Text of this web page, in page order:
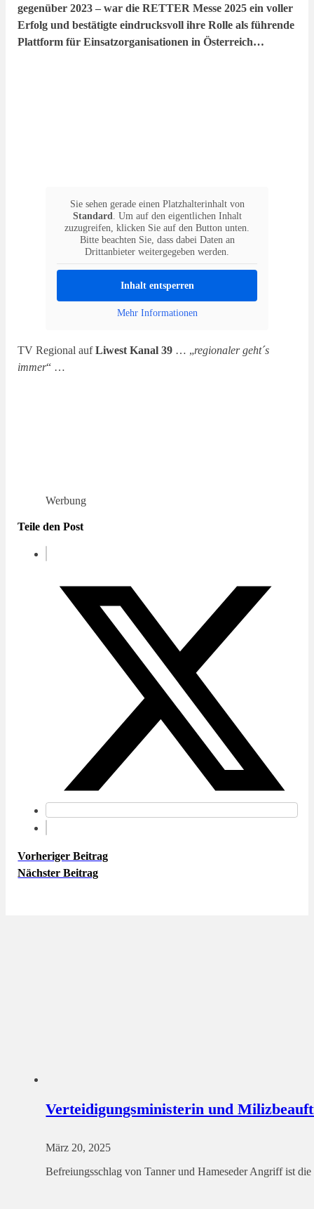
gegenüber 2023 – war die RETTER Messe 2025 ein voller
Erfolg und bestätigte eindrucksvoll ihre Rolle als führende
Plattform für Einsatzorganisationen in Österreich…
Sie sehen gerade einen Platzhalterinhalt von
Standard. Um auf den eigentlichen Inhalt
zuzugreifen, klicken Sie auf den Button unten.
Bitte beachten Sie, dass dabei Daten an
Drittanbieter weitergegeben werden.
Inhalt entsperren
Mehr Informationen
TV Regional aufLiwest Kanal 39 … „regionaler geht´s
immer“ …
Werbung
Teile den Post
Vorheriger Beitrag
Nächster Beitrag
Verteidigungsministerin und
März 20, 2025
Befreiungsschlag von Tanner und Hameseder Angriff ist